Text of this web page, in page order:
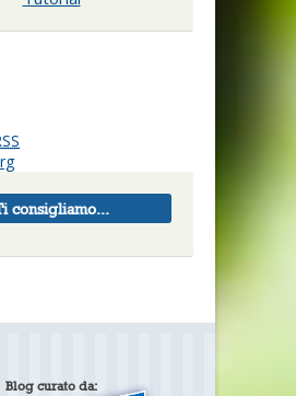
consigliamo...
Blog curato da: